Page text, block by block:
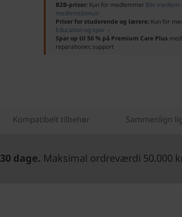
B2B-priser: Kun for medlemmer Bliv medlem
medlemsbonus!
Priser for studerende og lærere: Kun for
Education og spar ›
Spar op til 50 % på Premium Care Plus
reparationer, support
Kompatibelt tilbehør Sammenlign
dage. Maksimal ordreværdi 50.000